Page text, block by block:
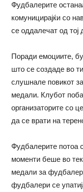
Фудбалерите
комуницирајќи со
се оддалечат од тој
Поради емоциите,
што се создаде во
слушнале повикот
медали. Клубот
организаторите со
да се врати на
Фудбалерите потоа
моменти беше во
медали за
фудбалери се